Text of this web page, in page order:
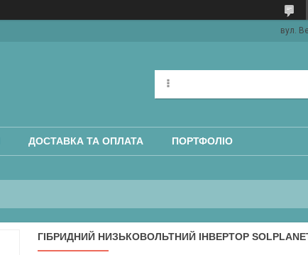
вул.
ДОСТАВКА ТА ОПЛАТА ПОРТФОЛІО
ГІБРИДНИЙ НИЗЬКОВОЛЬТНИЙ ІНВЕРТОР SOLPLANET